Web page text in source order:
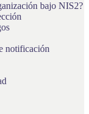
bajo NIS2?
notificación